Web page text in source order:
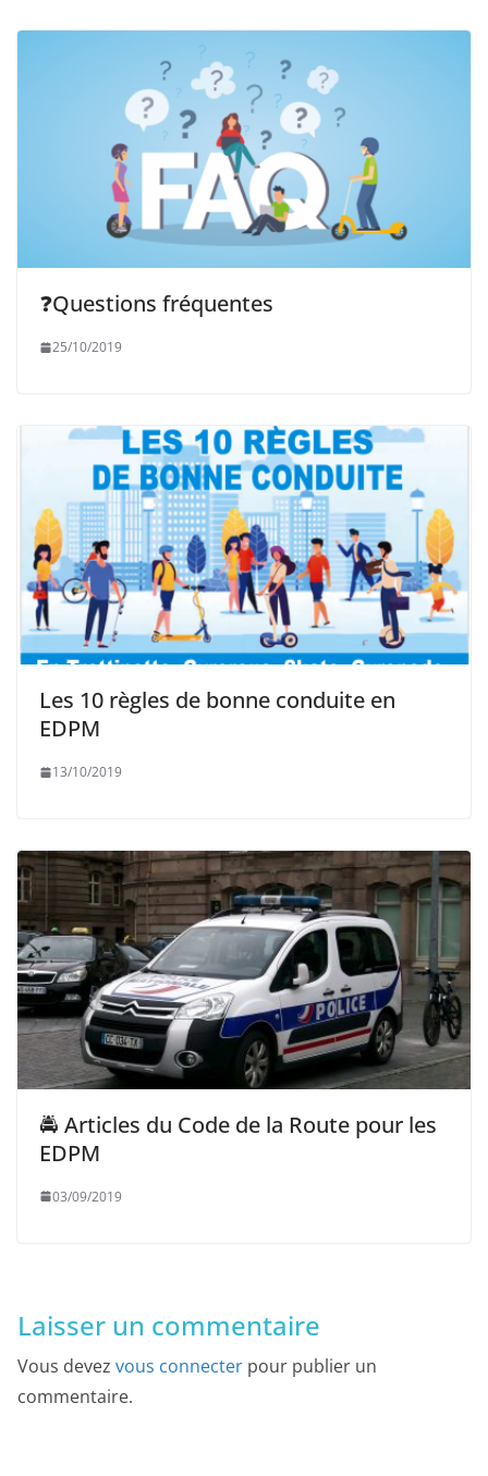
❓Questions fréquentes
25/10/2019
Les 10 règles de bonne conduite en
EDPM
13/10/2019
🚔 Articles du Code de la Route pour les
EDPM
03/09/2019
Laisser un commentaire
Vous devez vous connecter pour publier un
commentaire.